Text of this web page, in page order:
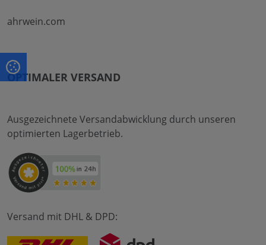
ahrwein.com
OPTIMALER VERSAND
Ausgezeichnete Versandabwicklung durch unseren
optimierten Lagerbetrieb.
Versand mit DHL & DPD: